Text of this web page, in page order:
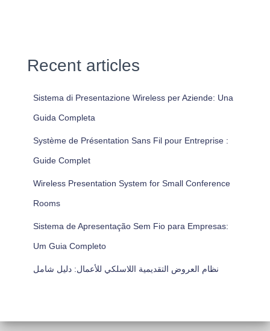
Recent articles
Sistema di Presentazione Wireless per Aziende: Una
Guida Completa
Système de Présentation Sans Fil pour Entreprise :
Guide Complet
Wireless Presentation System for Small Conference
Rooms
Sistema de Apresentação Sem Fio para Empresas:
Um Guia Completo
نظام العروض التقديمية اللاسلكي للأعمال: دليل شامل